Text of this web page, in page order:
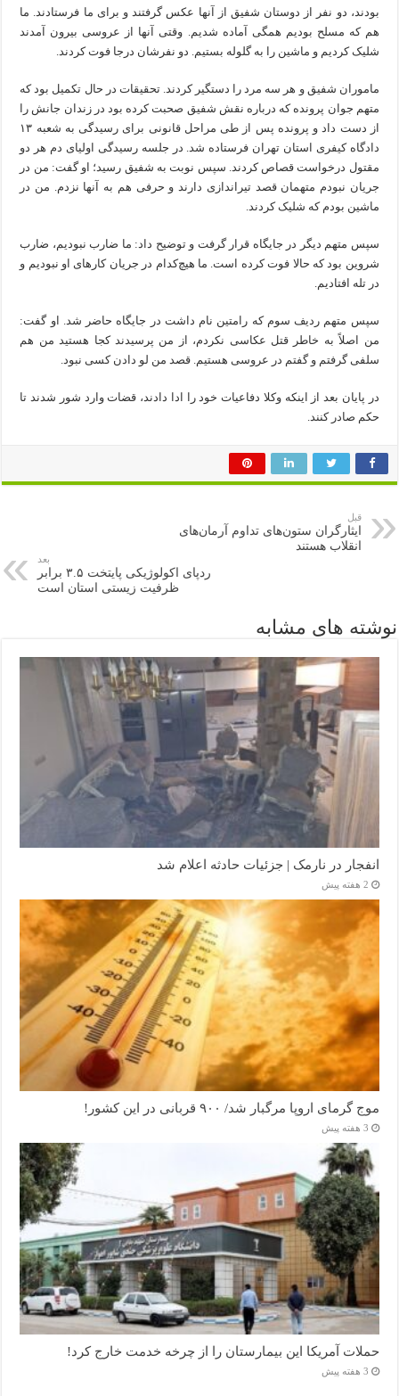
بودند، دو نفر از دوستان شفیق از آنها عکس گرفتند و برای ما فرستادند. ما
هم که مسلح بودیم همگی آماده شدیم. وقتی آنها از عروسی بیرون آمدند
شلیک کردیم و ماشین را به گلوله بستیم. دو نفرشان درجا فوت کردند.
ماموران شفیق و هر سه مرد را دستگیر کردند. تحقیقات در حال تکمیل بود که
متهم جوان پرونده که درباره نقش شفیق صحبت کرده بود در زندان جانش را
از دست داد و پرونده پس از طی مراحل قانونی برای رسیدگی به شعبه ۱۳
دادگاه کیفری استان تهران فرستاده شد. در جلسه رسیدگی اولیای دم هر دو
مقتول درخواست قصاص کردند. سپس نوبت به شفیق رسید؛ او گفت: من در
جریان نبودم متهمان قصد تیراندازی دارند و حرفی هم به آنها نزدم. من در
ماشین بودم که شلیک کردند.
سپس متهم دیگر در جایگاه قرار گرفت و توضیح داد: ما ضارب نبودیم، ضارب
شروین بود که حالا فوت کرده است. ما هیچ‌کدام در جریان کار‌های او نبودیم و
در تله افتادیم.
سپس متهم ردیف سوم که رامتین نام داشت در جایگاه حاضر شد. او گفت:
من اصلاً به خاطر قتل عکاسی نکردم، از من پرسیدند کجا هستید من هم
سلفی گرفتم و گفتم در عروسی هستیم. قصد من لو دادن کسی نبود.
در پایان بعد از اینکه وکلا دفاعیات خود را ادا دادند، قضات وارد شور شدند تا
حکم صادر کنند.
قبل
ایثارگران ستون‌های تداوم آرمان‌های
انقلاب هستند
بعد
ردپای اکولوژیکی پایتخت ۳.۵ برابر
ظرفیت زیستی استان است
نوشته های مشابه
انفجار در نارمک | جزئیات حادثه اعلام شد
2 هفته پیش
موج گرمای اروپا مرگبار شد/ ۹۰۰ قربانی در این کشور!
3 هفته پیش
حملات آمریکا این بیمارستان را از چرخه خدمت خارج کرد!
3 هفته پیش